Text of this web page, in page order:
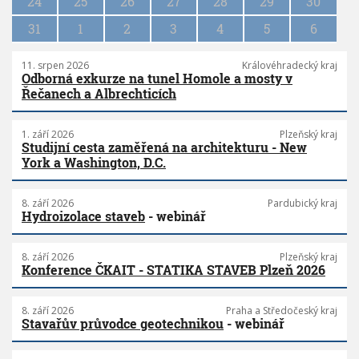
31
1 2 3 4 5 6
11. srpen 2026 Královéhradecký kraj
Odborná exkurze na tunel Homole a mosty v
Řečanech a Albrechticích
1. září 2026 Plzeňský kraj
Studijní cesta zaměřená na architekturu - New
York a Washington, D.C.
8. září 2026 Pardubický kraj
Hydroizolace staveb - webinář
8. září 2026 Plzeňský kraj
Konference ČKAIT - STATIKA STAVEB Plzeň 2026
8. září 2026 Praha a Středočeský kraj
Stavařův průvodce geotechnikou - webinář